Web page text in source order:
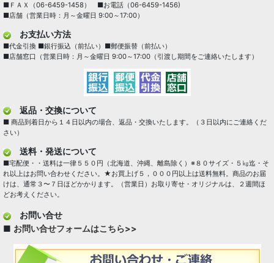
■ＦＡＸ（06-6459-1458） ■お電話（06-6459-1456)
■店舗（営業日時：月～金曜日 9:00～17:00）
お支払い方法
■代金引換 ■銀行振込（前払い）■郵便振替（前払い）
■店舗窓口（営業日時：月～金曜日 9:00～17:00（引渡し期間をご連絡いたします）
返品・交換について
■ 商品到着日から１４日以内の場合、返品・交換いたします。（３日以内にご連絡くだ
さい）
送料・発送について
■宅配便・・送料は一律５５０円（北海道、沖縄、離島除く）※８０サイズ・５㎏迄・そ
れ以上はお問い合わせください。★お買上げ５，０００円以上は送料無料。商品のお届
けは、通常３〜７日ほどかかります。（営業日）お取り寄せ・オリジナルは、２週間ほ
どお考えください。
お問い合せ
■ お問い合せフォームはこちら>>